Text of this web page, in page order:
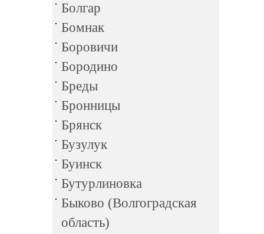
Болгар
Бомнак
Боровичи
Бородино
Бреды
Бронницы
Брянск
Бузулук
Буинск
Бутурлиновка
Быково (Волгоградская
область)